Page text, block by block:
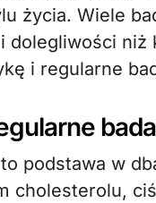
życia. Wiele
dolegliwości
i regularne
podstawa w
cholesterolu,